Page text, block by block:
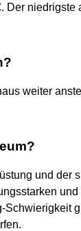
Der
weiter
und der
Schwierigkeit